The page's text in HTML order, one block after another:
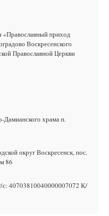
«Православный приход
Воскресенского
Православной Церкви
Дамианского храма п.
округ Воскресенск, пос.
86
40703810040000007072 К/